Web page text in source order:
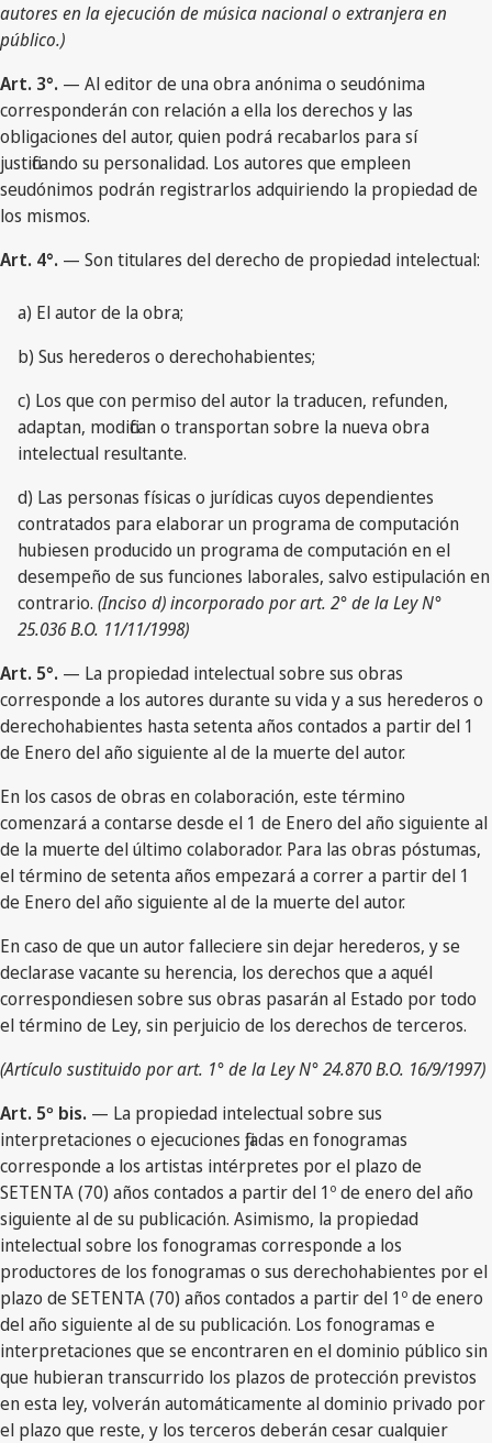
autores en la ejecución de música nacional o extranjera en
público.)
Art. 3°. — Al editor de una obra anónima o seudónima
corresponderán con relación a ella los derechos y las
obligaciones del autor, quien podrá recabarlos para sí
justificando su personalidad. Los autores que empleen
seudónimos podrán registrarlos adquiriendo la propiedad de
los mismos.
Art. 4°. — Son titulares del derecho de propiedad intelectual:
a) El autor de la obra;
b) Sus herederos o derechohabientes;
c) Los que con permiso del autor la traducen, refunden,
adaptan, modifican o transportan sobre la nueva obra
intelectual resultante.
d) Las personas físicas o jurídicas cuyos dependientes
contratados para elaborar un programa de computación
hubiesen producido un programa de computación en el
desempeño de sus funciones laborales, salvo estipulación en
contrario. (Inciso d) incorporado por art. 2° de la Ley N°
25.036 B.O. 11/11/1998)
Art. 5°. — La propiedad intelectual sobre sus obras
corresponde a los autores durante su vida y a sus herederos o
derechohabientes hasta setenta años contados a partir del 1
de Enero del año siguiente al de la muerte del autor.
En los casos de obras en colaboración, este término
comenzará a contarse desde el 1 de Enero del año siguiente al
de la muerte del último colaborador. Para las obras póstumas,
el término de setenta años empezará a correr a partir del 1
de Enero del año siguiente al de la muerte del autor.
En caso de que un autor falleciere sin dejar herederos, y se
declarase vacante su herencia, los derechos que a aquél
correspondiesen sobre sus obras pasarán al Estado por todo
el término de Ley, sin perjuicio de los derechos de terceros.
(Artículo sustituido por art. 1° de la Ley N° 24.870 B.O. 16/9/1997)
Art. 5º bis. — La propiedad intelectual sobre sus
interpretaciones o ejecuciones fijadas en fonogramas
corresponde a los artistas intérpretes por el plazo de
SETENTA (70) años contados a partir del 1º de enero del año
siguiente al de su publicación. Asimismo, la propiedad
intelectual sobre los fonogramas corresponde a los
productores de los fonogramas o sus derechohabientes por el
plazo de SETENTA (70) años contados a partir del 1º de enero
del año siguiente al de su publicación. Los fonogramas e
interpretaciones que se encontraren en el dominio público sin
que hubieran transcurrido los plazos de protección previstos
en esta ley, volverán automáticamente al dominio privado por
el plazo que reste, y los terceros deberán cesar cualquier